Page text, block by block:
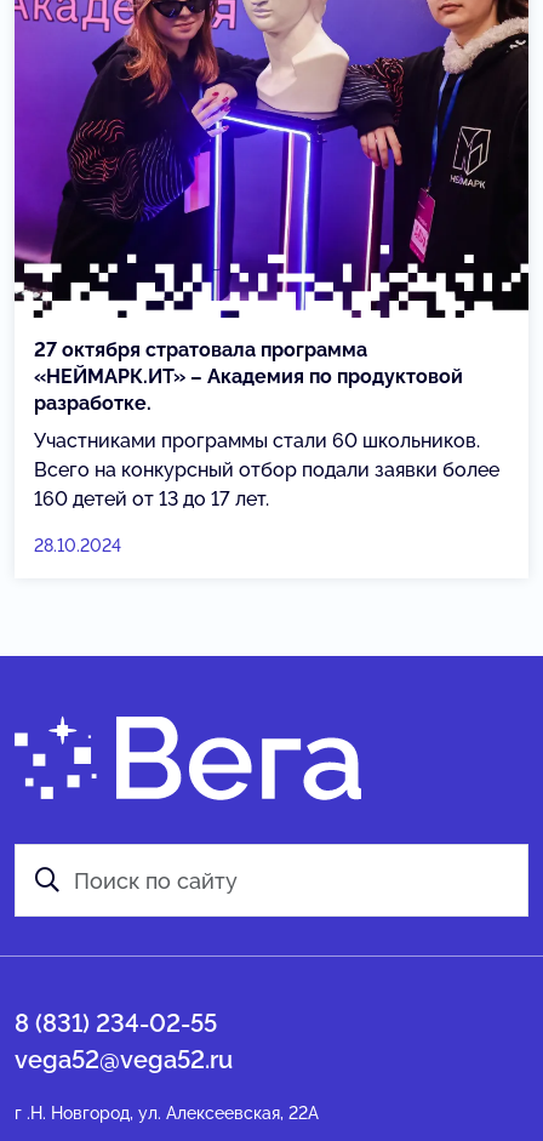
27 октября стратовала программа
«НЕЙМАРК.ИТ» – Академия по продуктовой
разработке.
Участниками программы стали 60 школьников.
Всего на конкурсный отбор подали заявки более
160 детей от 13 до 17 лет.
28.10.2024
8 (831) 234-02-55
vega52@vega52.ru
г .Н. Новгород, ул. Алексеевская, 22А